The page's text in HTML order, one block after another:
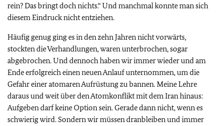
rein? Das bringt doch nichts.“ Und manchmal konnte man sich
diesem Eindruck nicht entziehen.
Häufig genug ging es in den zehn Jahren nicht vorwärts,
stockten die Verhandlungen, waren unterbrochen, sogar
abgebrochen. Und dennoch haben wir immer wieder und am
Ende erfolgreich einen neuen Anlauf unternommen, um die
Gefahr einer atomaren Aufrüstung zu bannen. Meine Lehre
daraus und weit über den Atomkonflikt mit dem Iran hinaus:
Aufgeben darf keine Option sein. Gerade dann nicht, wenn es
schwierig wird. Sondern wir müssen dranbleiben und immer